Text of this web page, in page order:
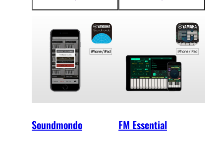
VST, yang
memungkinkan Anda
menyusun rack effect
yang diinginkan.
individual AUX secara
Soundmondo FM Essential